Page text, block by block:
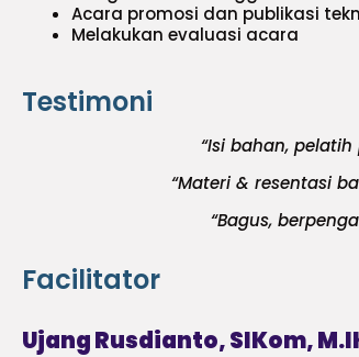
Acara promosi dan publikasi
Melakukan evaluasi acara
Testimoni
“Isi bahan,
“Materi & resentasi
“Bagus,
Facilitator
Ujang Rusdianto, SIKom,